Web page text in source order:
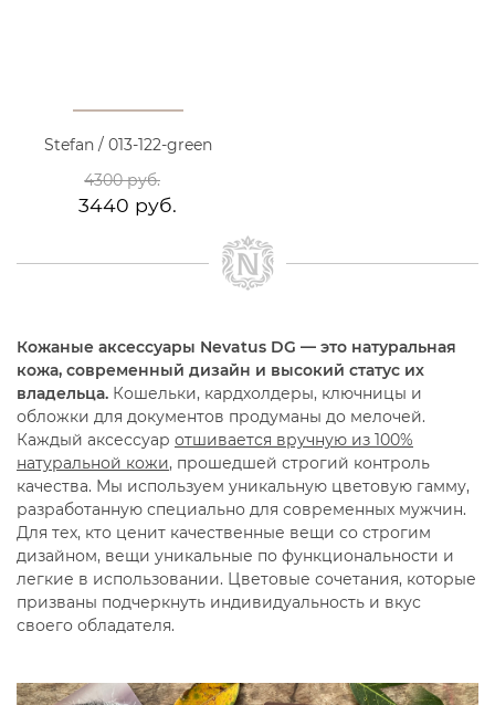
Stefan / 013-122-green
4300 руб.
3440 руб.
Кожаные аксессуары Nevatus DG — это натуральная
кожа, современный дизайн и высокий статус их
владельца. Кошельки, кардхолдеры, ключницы и
обложки для документов продуманы до мелочей.
Каждый аксессуар отшивается вручную из 100%
натуральной кожи, прошедшей строгий контроль
качества. Мы используем уникальную цветовую гамму,
разработанную специально для современных мужчин.
Для тех, кто ценит качественные вещи со строгим
дизайном, вещи уникальные по функциональности и
легкие в использовании. Цветовые сочетания, которые
призваны подчеркнуть индивидуальность и вкус
своего обладателя.